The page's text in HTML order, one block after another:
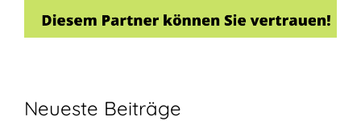
Neueste Beiträge